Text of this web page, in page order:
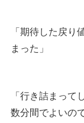
「期待した戻
まった」
「行き詰まっ
数分間でよいの